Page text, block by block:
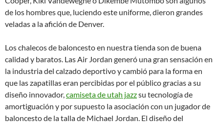
de los hombres que, luciendo este uniforme, dieron grandes
veladas a la afición de Denver.
Los chalecos de baloncesto en nuestra tienda son de buena
calidad y baratos. Las Air Jordan generó una gran sensación en
la industria del calzado deportivo y cambió para la forma en
que las zapatillas eran percibidas por el público gracias a su
diseño innovador,camiseta de utah jazzsu tecnología de
amortiguación y por supuesto la asociación con un jugador de
baloncesto de la talla de Michael Jordan. El diseño del